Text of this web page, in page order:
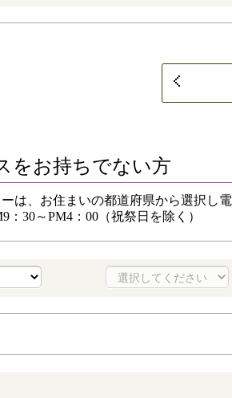
をお持ちでない方
は、お住まいの都道府県から選択し
30～PM4：00（祝祭日を除く）